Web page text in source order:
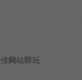
网站即玩